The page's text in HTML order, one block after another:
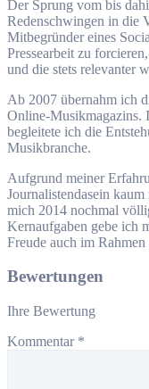
Der Sprung vom bis
Redenschwingen in die
Mitbegründer eines
Pressearbeit zu
und die stets relevanter
Ab 2007 übernahm ich
Online-Musikmagazins.
begleitete ich die
Musikbranche.
Aufgrund meiner
Journalistendasein
mich 2014 nochmal
Kernaufgaben gebe ich
Freude auch im
Bewertungen
Ihre Bewertung
Kommentar *